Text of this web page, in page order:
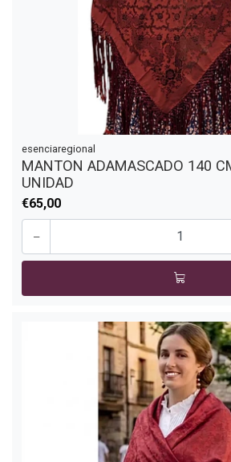
esenciaregional
MANTON ADAMASCADO 140
UNIDAD
€65,00
-